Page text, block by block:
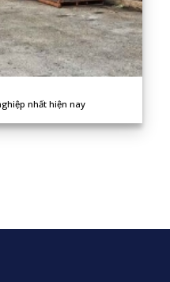
nhất hiện nay